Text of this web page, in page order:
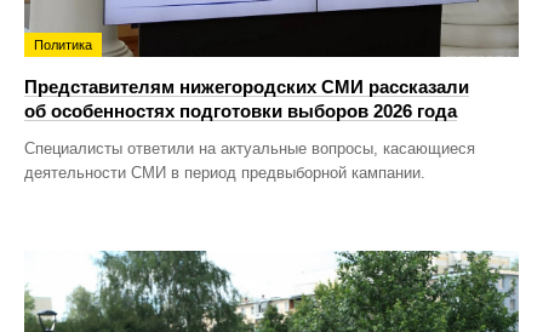
Политика
Представителям нижегородских СМИ рассказали
об особенностях подготовки выборов 2026 года
Специалисты ответили на актуальные вопросы, касающиеся
деятельности СМИ в период предвыборной кампании.